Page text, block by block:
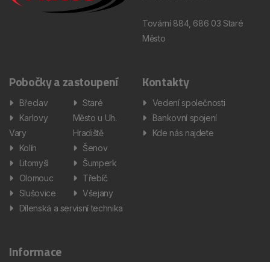
Tovární 884, 686 03 Staré
Město
Pobočky a zastoupení
Břeclav
Karlovy
Vary
Kolín
Litomyšl
Olomouc
Slušovice
Staré
Město u Uh.
Hradiště
Šenov
Šumperk
Třebíč
Všejany
Dílenská a servisní technika
Kontakty
Vedení společnosti
Bankovní spojení
Kde nás najdete
Informace